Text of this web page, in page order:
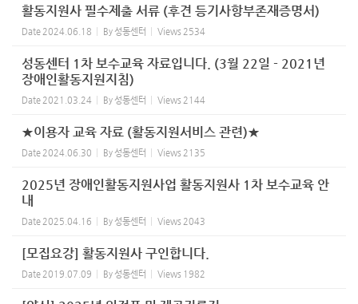
활동지원사 필수제출 서류 (후견 등기사항부존재증명서)
Date 2024.06.18 By성동센터 Views 2534
성동센터 1차 보수교육 자료입니다. (3월 22일 - 2021년
장애인활동지원지침)
Date 2021.03.24 By성동센터 Views 2144
★이용자 교육 자료 (활동지원서비스 관련)★
Date 2024.06.30 By성동센터 Views 2135
2025년 장애인활동지원사업 활동지원사 1차 보수교육 안
내
Date 2025.04.16 By성동센터 Views 2043
[모집요강] 활동지원사 구인합니다.
Date 2019.07.09 By성동센터 Views 1982